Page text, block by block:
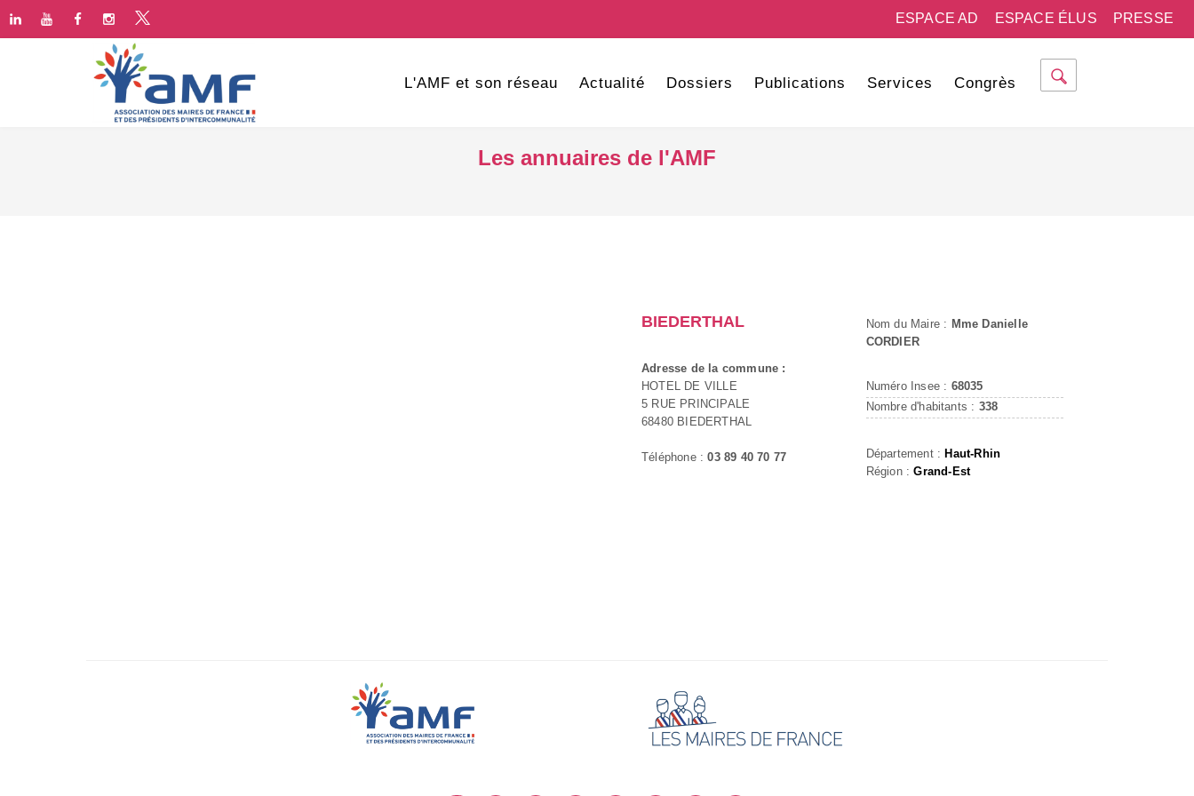
PRESSE
ESPACE ÉLUS
ESPACE AD
L'AMF et son réseau Actualité Dossiers Publications Services Congrès
Les annuaires de l'AMF
BIEDERTHAL
Adresse de la commune :
HOTEL DE VILLE
5 RUE PRINCIPALE
68480 BIEDERTHAL
Téléphone :03 89 40 70 77
Nom du Maire : Mme Danielle
CORDIER
Numéro Insee : 68035
Nombre d'habitants : 338
Département : Haut-Rhin
Région :Grand-Est